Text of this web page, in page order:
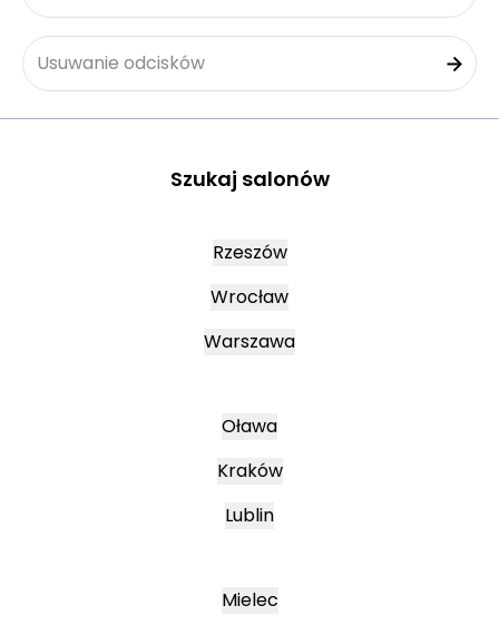
Usuwanie odcisków
Szukaj salonów
Rzeszów
Wrocław
Warszawa
Oława
Kraków
Lublin
Mielec